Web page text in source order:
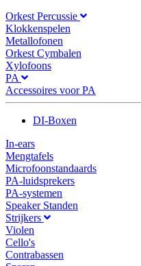
Orkest Percussie
Klokkenspelen
Metallofonen
Orkest Cymbalen
Xylofoons
PA
Accessoires voor PA
DI-Boxen
In-ears
Mengtafels
Microfoonstandaards
PA-luidsprekers
PA-systemen
Speaker Standen
Strijkers
Violen
Cello's
Contrabassen